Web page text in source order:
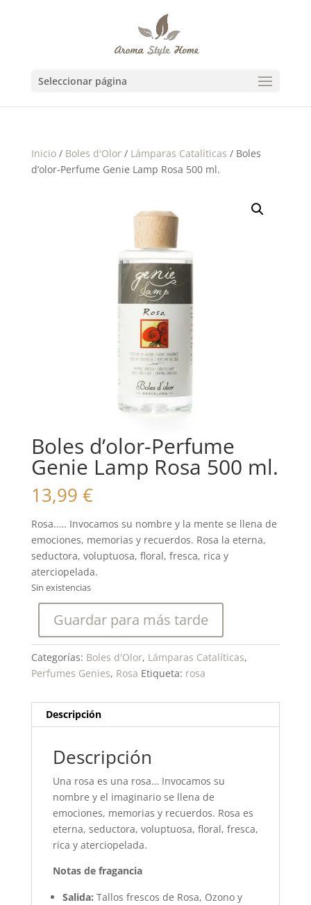
Seleccionar página
Inicio/ Boles d'Olor/ Lámparas Catalíticas / Boles
d’olor-Perfume Genie Lamp Rosa 500 ml.
Boles d’olor-Perfume
Genie Lamp Rosa 500 ml.
13,99 €
Rosa..… Invocamos su nombre y la mente se llena de
emociones, memorias y recuerdos. Rosa la eterna,
seductora, voluptuosa, floral, fresca, rica y
aterciopelada.
Sin existencias
Guardar para más tarde
Categorías: Boles d'Olor, Lámparas Catalíticas,
Perfumes Genies, Rosa Etiqueta: rosa
Descripción
Descripción
Una rosa es una rosa… Invocamos su
nombre y el imaginario se llena de
emociones, memorias y recuerdos. Rosa es
eterna, seductora, voluptuosa, floral, fresca,
rica y aterciopelada.
Notas de fragancia
Salida: Tallos frescos de Rosa, Ozono y